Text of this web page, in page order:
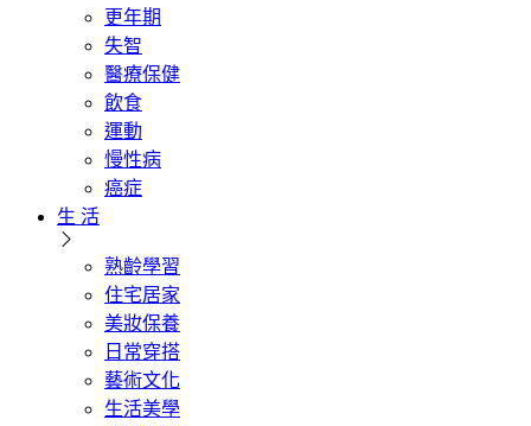
更年期
失智
醫療保健
飲食
運動
慢性病
癌症
生 活
熟齡學習
住宅居家
美妝保養
日常穿搭
藝術文化
生活美學